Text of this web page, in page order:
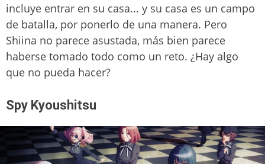
incluye entrar en su casa... y su casa es un campo
de batalla, por ponerlo de una manera. Pero
Shiina no parece asustada, más bien parece
haberse tomado todo como un reto. ¿Hay algo
que no pueda hacer?
Spy Kyoushitsu